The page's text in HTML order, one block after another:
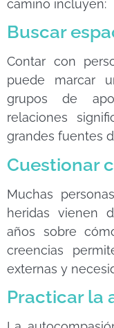
camino incluyen:
Buscar
Contar con
puede marcar
grupos de
relaciones
grandes fuentes
Cuestionar
Muchas
heridas vienen
años sobre
creencias
externas y
Practicar la